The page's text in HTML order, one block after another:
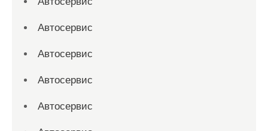
Автосервис
Автосервис
Автосервис
Автосервис